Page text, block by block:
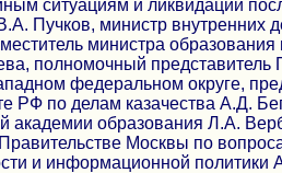
ситуациям и ликвидации
Пучков, министр внутренних
министра
полномочный представитель
федеральном округе,
РФ по делам казачества А.Д.
академии образования Л.А.
Москвы по
и информационной политики